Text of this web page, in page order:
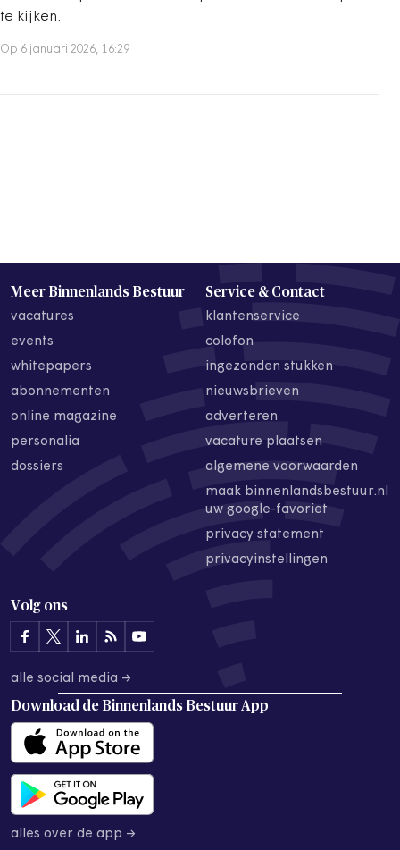
te kijken.
Op 6 januari 2026, 16:29
Meer Binnenlands Bestuur
vacatures
events
whitepapers
abonnementen
online magazine
personalia
dossiers
Service & Contact
klantenservice
colofon
ingezonden stukken
nieuwsbrieven
adverteren
vacature plaatsen
algemene voorwaarden
maak binnenlandsbestuur.nl
uw google-favoriet
privacy statement
privacyinstellingen
Volg ons
alle social media →
Download de Binnenlands Bestuur App
alles over de app →